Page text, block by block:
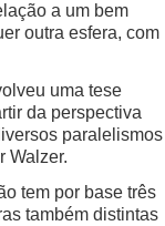
a um bem
outra esfera, com
uma tese
da perspectiva
paralelismos
Walzer.
tem por base três
também distintas